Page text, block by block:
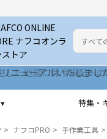
カテゴリ
検索キ
ューアルいたしました
特集・
ナフコPRO 手作業工具